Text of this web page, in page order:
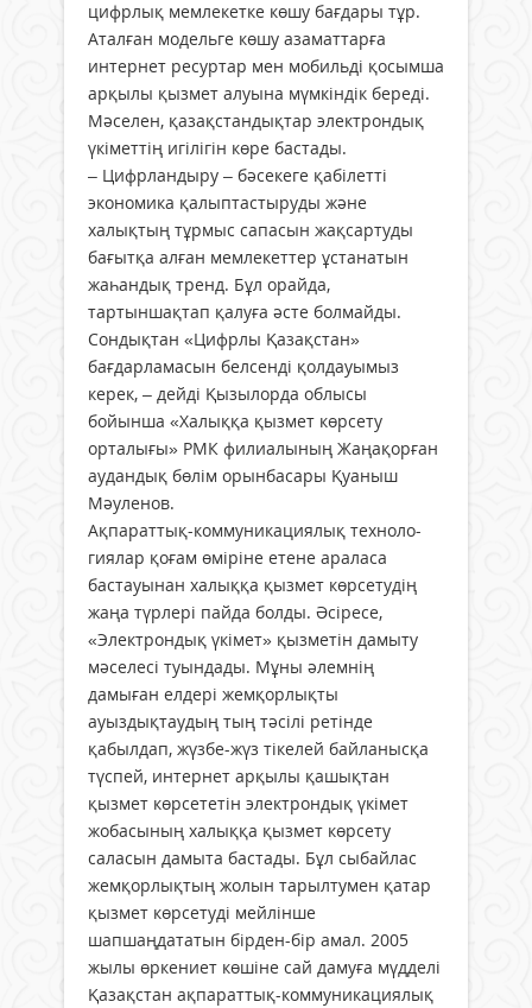
цифрлық мемлекетке көшу бағдары тұр.
Аталған модельге көшу азаматтарға
интернет ресуртар мен мобильді қосымша
арқылы қызмет алуына мүмкіндік береді.
Мәселен, қазақстандықтар электрондық
үкіметтің игілігін көре бастады.
– Цифрландыру – бәсекеге қабілетті
экономика қалыптастыруды және
халықтың тұрмыс сапасын жақсартуды
бағытқа алған мемлекеттер ұстанатын
жаһандық тренд. Бұл орайда,
тартыншақтап қалуға әсте болмайды.
Сондықтан «Цифрлы Қазақстан»
бағдарламасын белсенді қолдауымыз
керек, – дейді Қызылорда облысы
бойынша «Халыққа қызмет көрсету
орталығы» РМК филиалының Жаңақорған
аудандық бөлім орынбасары Қуаныш
Мәуленов.
Ақпараттық-коммуникация­лық техноло­
гиялар қоғам өміріне етене араласа
бастауынан халыққа қызмет көрсетудің
жаңа түрлері пайда болды. Әсіресе,
«Электрондық үкімет» қызметін дамыту
мәселесі туындады. Мұны әлемнің
дамыған елдері жемқорлықты
ауыздықтаудың тың тәсілі ретінде
қабылдап, жүзбе-жүз тікелей байланысқа
түспей, интернет арқылы қашықтан
қызмет көрсететін электрондық үкімет
жобасының халыққа қызмет көрсету
саласын дамыта бастады. Бұл сыбайлас
жемқорлықтың жолын тарылтумен қатар
қызмет көрсетуді мейлінше
шапшаңдататын бірден-бір амал. 2005
жылы өркениет көшіне сай дамуға мүдделі
Қазақстан ақпараттық-коммуникациялық